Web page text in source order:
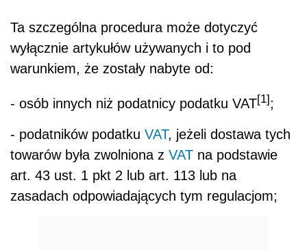
Ta szczególna procedura może dotyczyć
wyłącznie artykułów używanych i to pod
warunkiem, że zostały nabyte od:
- osób innych niż podatnicy podatku VAT[1] ;
- podatników podatku VAT, jeżeli dostawa tych
towarów była zwolniona z VAT na podstawie
art. 43 ust. 1 pkt 2 lub art. 113 lub na
zasadach odpowiadających tym regulacjom;